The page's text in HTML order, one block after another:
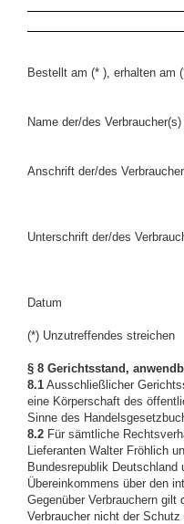
Bestellt am (* ), erhalten am
Name der/des Verbraucher(s)
Anschrift der/des
Unterschrift der/des
Datum
(*) Unzutreffendes streichen
§ 8 Gerichtsstand,
8.1 Ausschließlicher
eine Körperschaft des
Sinne des
8.2 Für sämtliche
Lieferanten Walter Fröhlich
Bundesrepublik Deutschland
Übereinkommens über den
Gegenüber Verbrauchern
Verbraucher nicht der